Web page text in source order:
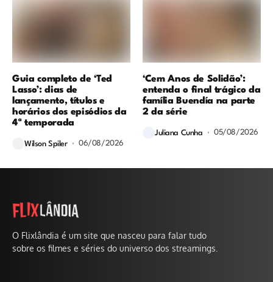
Guia completo de ‘Ted
Lasso’: dias de
lançamento, títulos e
horários dos episódios da
4ª temporada
Wilson Spiler 06/08/2026
‘Cem Anos de Solidão’:
entenda o final trágico da
família Buendía na parte
2 da série
Juliana Cunha 05/08/2026
O Flixlândia é um site que nasceu para falar tudo
sobre os filmes e séries do universo dos streamings.